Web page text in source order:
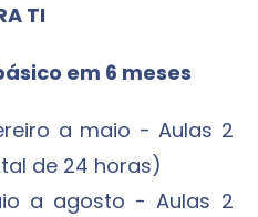
TI
em 6 meses
a maio - Aulas 2
de 24 horas)
a agosto - Aulas 2